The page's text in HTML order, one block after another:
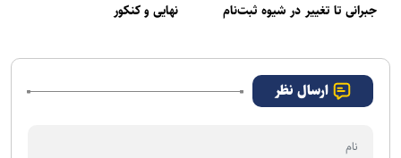
جبرانی تا تغییر در شیوه ثبت‌نام
نهایی و کنکور
ارسال نظر